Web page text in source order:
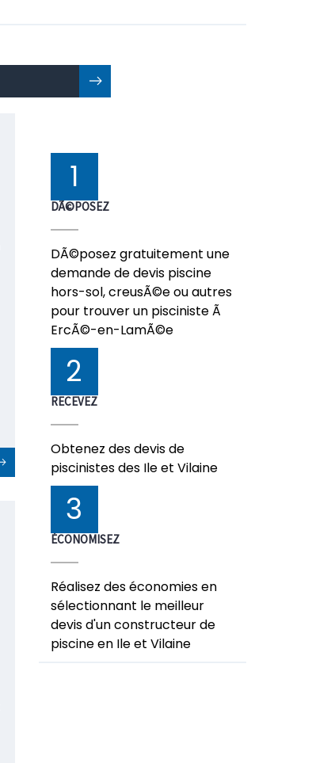
1
DÃ©POSEZ
DÃ©posez gratuitement une
demande de devis piscine
hors-sol, creusÃ©e ou autres
pour trouver un pisciniste Ã
ErcÃ©-en-LamÃ©e
2
RECEVEZ
Obtenez des devis de
piscinistes des Ile et Vilaine
3
ÉCONOMISEZ
Réalisez des économies en
sélectionnant le meilleur
devis d'un constructeur de
piscine en Ile et Vilaine